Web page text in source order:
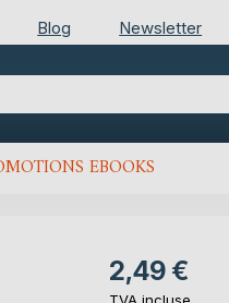
Blog Newsletter
EBOOKS
2,49 €